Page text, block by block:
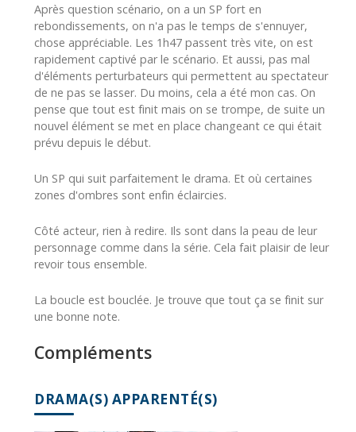
Après question scénario, on a un SP fort en
rebondissements, on n'a pas le temps de s'ennuyer,
chose appréciable. Les 1h47 passent très vite, on est
rapidement captivé par le scénario. Et aussi, pas mal
d'éléments perturbateurs qui permettent au spectateur
de ne pas se lasser. Du moins, cela a été mon cas. On
pense que tout est finit mais on se trompe, de suite un
nouvel élément se met en place changeant ce qui était
prévu depuis le début.
Un SP qui suit parfaitement le drama. Et où certaines
zones d'ombres sont enfin éclaircies.
Côté acteur, rien à redire. Ils sont dans la peau de leur
personnage comme dans la série. Cela fait plaisir de leur
revoir tous ensemble.
La boucle est bouclée. Je trouve que tout ça se finit sur
une bonne note.
Compléments
DRAMA(S) APPARENTÉ(S)